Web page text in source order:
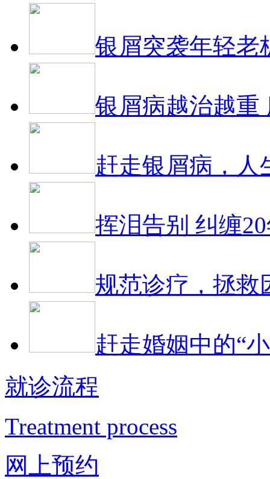
银屑突袭年轻老
银屑病越治越重
赶走银屑病，人
挥泪告别 纠缠
规范诊疗，拯救
赶走婚姻中的“
就诊流程
Treatment process
网上预约